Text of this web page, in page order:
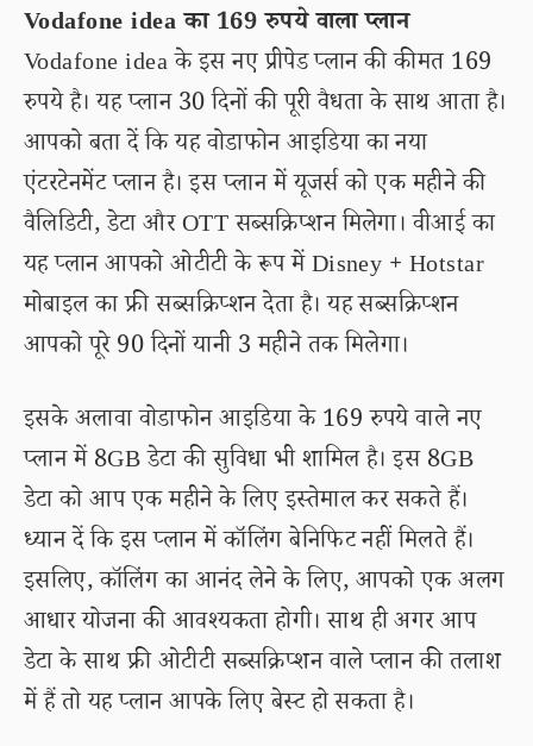
Vodafone idea का 169 रुपये वाला प्लान
Vodafone idea के इस नए प्रीपेड प्लान की कीमत 169
रुपये है। यह प्लान 30 दिनों की पूरी वैधता के साथ आता है।
आपको बता दें कि यह वोडाफोन आइडिया का नया
एंटरटेनमेंट प्लान है। इस प्लान में यूजर्स को एक महीने की
वैलिडिटी, डेटा और OTT सब्सक्रिप्शन मिलेगा। वीआई का
यह प्लान आपको ओटीटी के रूप में Disney + Hotstar
मोबाइल का फ्री सब्सक्रिप्शन देता है। यह सब्सक्रिप्शन
आपको पूरे 90 दिनों यानी 3 महीने तक मिलेगा।
इसके अलावा वोडाफोन आइडिया के 169 रुपये वाले नए
प्लान में 8GB डेटा की सुविधा भी शामिल है। इस 8GB
डेटा को आप एक महीने के लिए इस्तेमाल कर सकते हैं।
ध्यान दें कि इस प्लान में कॉलिंग बेनिफिट नहीं मिलते हैं।
इसलिए, कॉलिंग का आनंद लेने के लिए, आपको एक अलग
आधार योजना की आवश्यकता होगी। साथ ही अगर आप
डेटा के साथ फ्री ओटीटी सब्सक्रिप्शन वाले प्लान की तलाश
में हैं तो यह प्लान आपके लिए बेस्ट हो सकता है।